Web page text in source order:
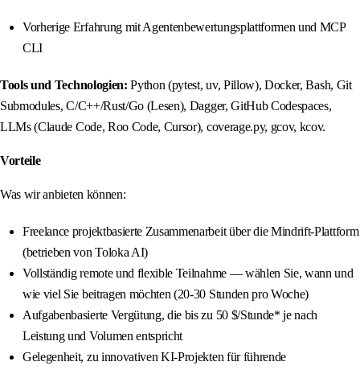
Vorherige Erfahrung mit Agentenbewertungsplattformen und MCP
CLI
Tools und Technologien: Python (pytest, uv, Pillow), Docker, Bash, Git
Submodules, C/C++/Rust/Go (Lesen), Dagger, GitHub Codespaces,
LLMs (Claude Code, Roo Code, Cursor), coverage.py, gcov, kcov.
Vorteile
Was wir anbieten können:
Freelance projektbasierte Zusammenarbeit über die Mindrift-Plattform
(betrieben von Toloka AI)
Vollständig remote und flexible Teilnahme — wählen Sie, wann und
wie viel Sie beitragen möchten (20-30 Stunden pro Woche)
Aufgabenbasierte Vergütung, die bis zu 50 $/Stunde* je nach
Leistung und Volumen entspricht
Gelegenheit, zu innovativen KI-Projekten für führende